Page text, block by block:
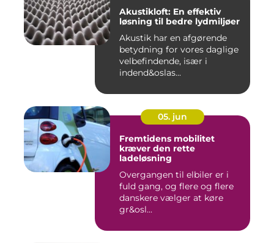
Akustikloft: En effektiv
løsning til bedre lydmiljøer
Akustik har en afgørende
betydning for vores daglige
velbefindende, især i
indend&oslas...
05. jun
Fremtidens mobilitet
kræver den rette
ladeløsning
Overgangen til elbiler er i
fuld gang, og flere og flere
danskere vælger at køre
gr&osl...